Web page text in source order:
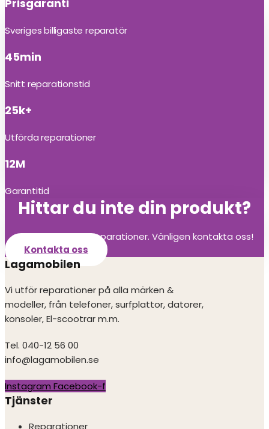
Prisgaranti
Sveriges billigaste reparatör
45min
Snitt reparationstid
25k+
Utförda reparationer
12M
Garantitid
Hittar du inte din produkt?
Vi utför alla olika reparationer. Vänligen kontakta oss!
Kontakta oss
Lagamobilen
Vi utför reparationer på alla märken &
modeller, från telefoner, surfplattor, datorer,
konsoler, El-scootrar m.m.
Tel. 040-12 56 00
info@lagamobilen.se
Instagram Facebook-f
Tjänster
Reparationer